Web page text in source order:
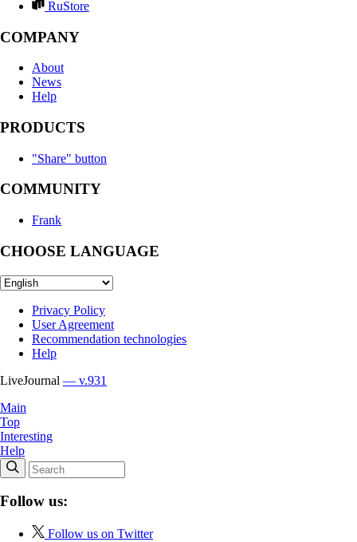
RuStore
COMPANY
About
News
Help
PRODUCTS
"Share" button
COMMUNITY
Frank
CHOOSE LANGUAGE
Privacy Policy
User Agreement
Recommendation technologies
Help
LiveJournal — v.931
Main
Top
Interesting
Help
Follow us:
Follow us on Twitter